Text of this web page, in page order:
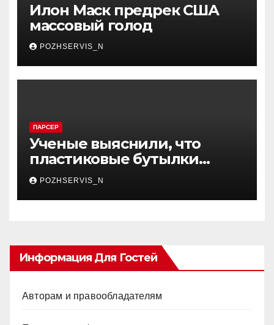
Илон Маск предрек США
массовый голод
POZHSERVIS_N
ПАРСЕР
Ученые выяснили, что
пластиковые бутылки
плохо влияют на
артериальное давление
POZHSERVIS_N
Информация Для Гостей
Авторам и правообладателям